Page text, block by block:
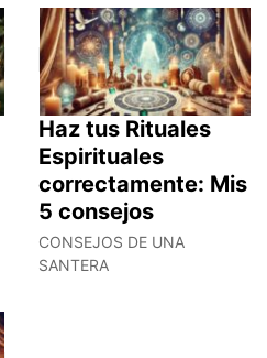
Haz tus Rituales
Espirituales
correctamente: Mis
5 consejos
CONSEJOS DE UNA
SANTERA